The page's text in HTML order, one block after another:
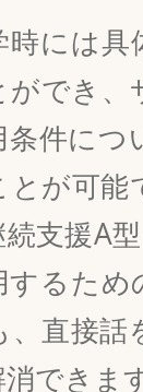
時には具
ができ、
件につ
が可能
支援A
するため
直接話
できます